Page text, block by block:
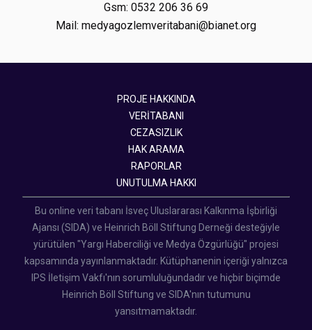
Gsm: 0532 206 36 69
Mail: medyagozlemveritabani@bianet.org
PROJE HAKKINDA
VERİTABANI
CEZASIZLIK
HAK ARAMA
RAPORLAR
UNUTULMA HAKKI
Bu online veri tabanı İsveç Uluslararası Kalkınma İşbirliği
Ajansı (SIDA) ve Heinrich Böll Stiftung Derneği desteğiyle
yürütülen "Yargı Haberciliği ve Medya Özgürlüğü" projesi
kapsamında yayınlanmaktadır. Kütüphanenin içeriği yalnızca
IPS İletişim Vakfı'nın sorumluluğundadır ve hiçbir biçimde
Heinrich Böll Stiftung ve SIDA'nın tutumunu
yansıtmamaktadır.